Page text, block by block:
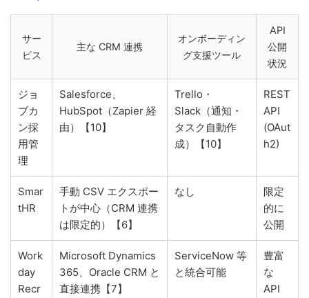
サー
ビス
主な CRM 連携
オンボーディン
グ支援ツール
API
公開
状況
ジョ
ブカ
ン採
用管
理
Salesforce、
HubSpot（Zapier 経
由）【10】
Trello・
Slack（通知・
タスク自動作
成）【10】
REST
API
(OAut
h2)
Smar
tHR
手動 CSV エクスポー
トが中心（CRM 連携
は限定的）【6】
なし
限定
的に
公開
Work
day
Recr
Microsoft Dynamics
365、Oracle CRM と
直接連携【7】
ServiceNow 等
と統合可能
豊富
な
API